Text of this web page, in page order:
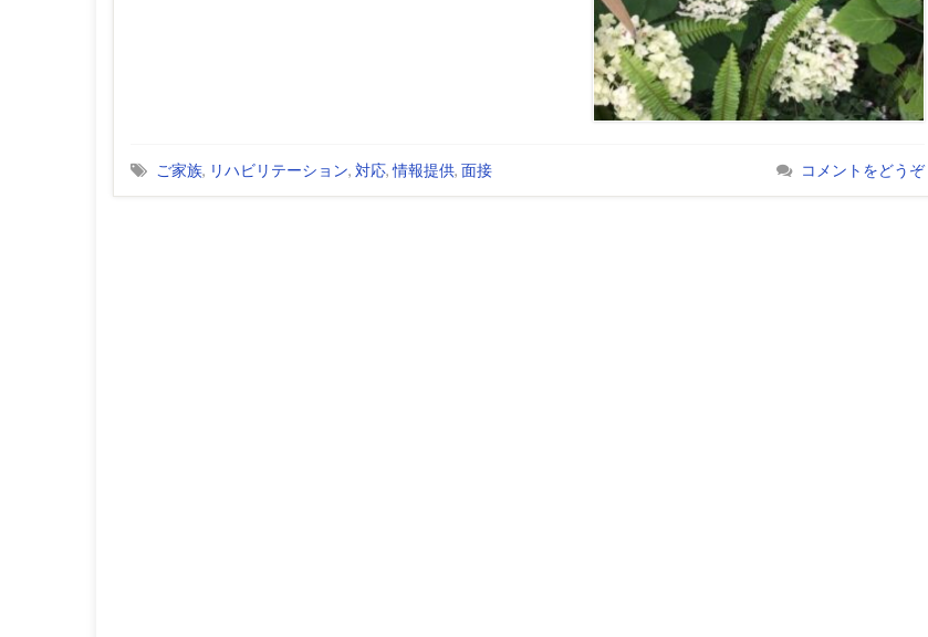
ご家族, リハビリテーション, 対応,情報提供, 面接 コメントをどうぞ